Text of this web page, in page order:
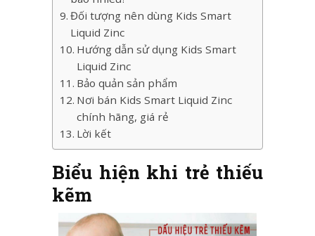
Đối tượng nên dùng Kids Smart
Liquid Zinc
Hướng dẫn sử dụng Kids Smart
Liquid Zinc
Bảo quản sản phẩm
Nơi bán Kids Smart Liquid Zinc
chính hãng, giá rẻ
Lời kết
Biểu hiện khi trẻ thiếu
kẽm